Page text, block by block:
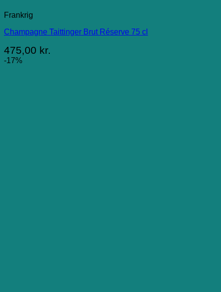
Frankrig
Champagne Taittinger Brut Réserve 75 cl
475,00 kr.
-17%